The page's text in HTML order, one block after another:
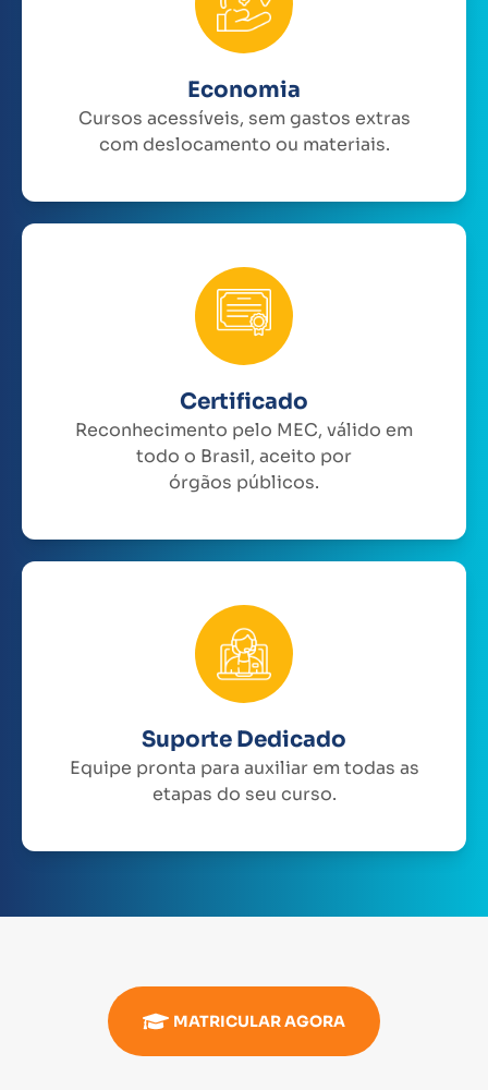
Economia
Cursos acessíveis, sem gastos extras
com deslocamento ou materiais.
Certificado
Reconhecimento pelo MEC, válido em
todo o Brasil, aceito por
órgãos públicos.
Suporte Dedicado
Equipe pronta para auxiliar em todas as
etapas do seu curso.
MATRICULAR AGORA